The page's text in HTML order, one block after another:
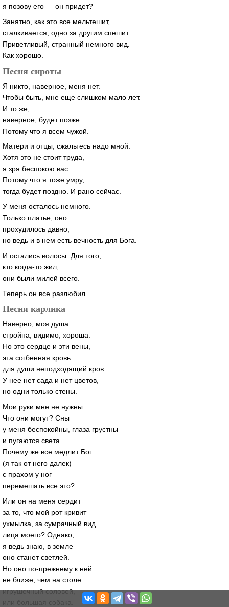
я позову его — он придет?
Занятно, как это все мельтешит,
сталкивается, одно за другим спешит.
Приветливый, странный немного вид.
Как хорошо.
Песня сироты
Я никто, наверное, меня нет.
Чтобы быть, мне еще слишком мало лет.
И то же,
наверное, будет позже.
Потому что я всем чужой.
Матери и отцы, сжальтесь надо мной.
Хотя это не стоит труда,
я зря беспокою вас.
Потому что я тоже умру,
тогда будет поздно. И рано сейчас.
У меня осталось немного.
Только платье, оно
прохудилось давно,
но ведь и в нем есть вечность для Бога.
И остались волосы. Для того,
кто когда-то жил,
они были милей всего.
Теперь он все разлюбил.
Песня карлика
Наверно, моя душа
стройна, видимо, хороша.
Но это сердце и эти вены,
эта согбенная кровь
для души неподходящий кров.
У нее нет сада и нет цветов,
но одни только стены.
Мои руки мне не нужны.
Что они могут? Сны
у меня беспокойны, глаза грустны
и пугаются света.
Почему же все медлит Бог
(я так от него далек)
с прахом у ног
перемешать все это?
Или он на меня сердит
за то, что мой рот кривит
ухмылка, за сумрачный вид
лица моего? Однако,
я ведь знаю, в земле
оно станет светлей.
Но оно по-прежнему к ней
не ближе, чем на столе
игрушечный соловей,
или большая собака.